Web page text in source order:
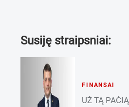
Susiję straipsniai:
FINANSAI
UŽ TĄ